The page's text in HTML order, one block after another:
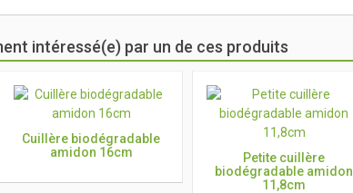
intéressé(e) par un de ces produits
Cuillère biodégradable
amidon 16cm
Petite cuillère
biodégradable amidon
11,8cm